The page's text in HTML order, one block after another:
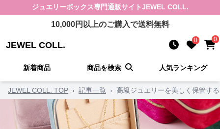
ジュエリーボックス専門通販サイトJEWEL COLL.
10,000円以上のご購入で送料無料
JEWEL COLL. 0 0
新着商品 商品を検索 人気ランキング
JEWEL COLL. TOP › 記事一覧 › 高級ジュエリーを美しく保管す